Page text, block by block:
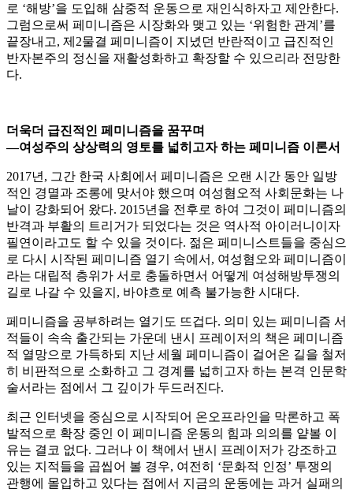
로 ‘해방’을 도입해 삼중적 운동으로 재인식하자고 제안한다.
그럼으로써 페미니즘은 시장화와 맺고 있는 ‘위험한 관계’를
끝장내고, 제2물결 페미니즘이 지녔던 반란적이고 급진적인
반자본주의 정신을 재활성화하고 확장할 수 있으리라 전망한
다.
더욱더 급진적인 페미니즘을 꿈꾸며
―여성주의 상상력의 영토를 넓히고자 하는 페미니즘 이론서
2017년, 그간 한국 사회에서 페미니즘은 오랜 시간 동안 일방
적인 경멸과 조롱에 맞서야 했으며 여성혐오적 사회문화는 나
날이 강화되어 왔다. 2015년을 전후로 하여 그것이 페미니즘의
반격과 부활의 트리거가 되었다는 것은 역사적 아이러니이자
필연이라고도 할 수 있을 것이다. 젊은 페미니스트들을 중심으
로 다시 시작된 페미니즘 열기 속에서, 여성혐오와 페미니즘이
라는 대립적 층위가 서로 충돌하면서 어떻게 여성해방투쟁의
길로 나갈 수 있을지, 바야흐로 예측 불가능한 시대다.
페미니즘을 공부하려는 열기도 뜨겁다. 의미 있는 페미니즘 서
적들이 속속 출간되는 가운데 낸시 프레이저의 책은 페미니즘
적 열망으로 가득하되 지난 세월 페미니즘이 걸어온 길을 철저
히 비판적으로 소화하고 그 경계를 넓히고자 하는 본격 인문학
술서라는 점에서 그 깊이가 두드러진다.
최근 인터넷을 중심으로 시작되어 온오프라인을 막론하고 폭
발적으로 확장 중인 이 페미니즘 운동의 힘과 의의를 얕볼 이
유는 결코 없다. 그러나 이 책에서 낸시 프레이저가 강조하고
있는 지적들을 곱씹어 볼 경우, 여전히 ‘문화적 인정’ 투쟁의
관행에 몰입하고 있다는 점에서 지금의 운동에는 과거 실패의